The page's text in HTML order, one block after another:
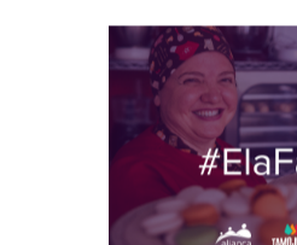
Academia